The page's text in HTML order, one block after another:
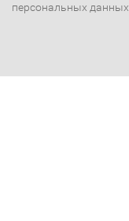
персональных